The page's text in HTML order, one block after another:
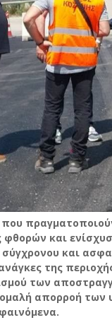
και
σύγχρονου και
της
των
απορροή των